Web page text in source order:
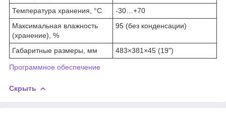
Температура хранения, °C
-30…+70
Максимальная влажность
(хранение), %
95 (без конденсации)
Габаритные размеры, мм 483×381×45 (19")
Программное обеспечение
Скрыть